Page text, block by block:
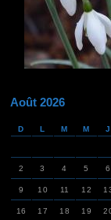
Août 2026
D L M M J
2 3 4 5 6
9 10 11 12
16 17 18 19